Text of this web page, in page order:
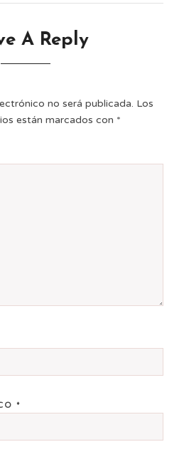
A Reply
no será publicada. Los
están marcados con *
*